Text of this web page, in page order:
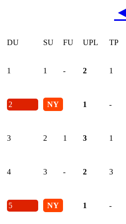
DU SU FU UPL TP
1 1 - 2 1
2 NY 1 -
3 2 1 3 1
4 3 - 2 3
5 NY 1 -